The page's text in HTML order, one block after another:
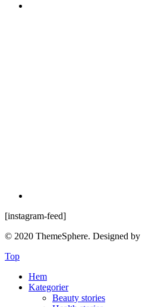
[instagram-feed]
© 2020 ThemeSphere. Designed by
Top
Hem
Kategorier
Beauty stories